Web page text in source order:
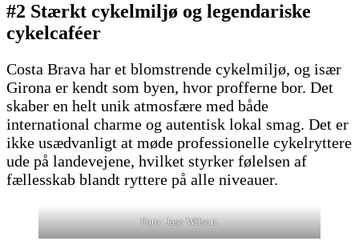
#2 Stærkt cykelmiljø og legendariske
cykelcaféer
Costa Brava har et blomstrende cykelmiljø, og især
Girona er kendt som byen, hvor profferne bor. Det
skaber en helt unik atmosfære med både
international charme og autentisk lokal smag. Det er
ikke usædvanligt at møde professionelle cykelryttere
ude på landevejene, hvilket styrker følelsen af
fællesskab blandt ryttere på alle niveauer.
Foto: Jase Wilson.